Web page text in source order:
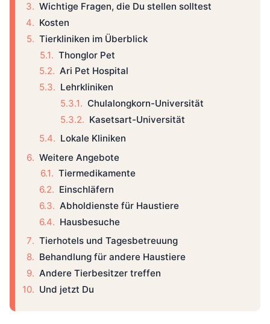
Wichtige Fragen, die Du stellen solltest
Kosten
Tierkliniken im Überblick
Thonglor Pet
Ari Pet Hospital
Lehrkliniken
Chulalongkorn-Universität
Kasetsart-Universität
Lokale Kliniken
Weitere Angebote
Tiermedikamente
Einschläfern
Abholdienste für Haustiere
Hausbesuche
Tierhotels und Tagesbetreuung
Behandlung für andere Haustiere
Andere Tierbesitzer treffen
Und jetzt Du